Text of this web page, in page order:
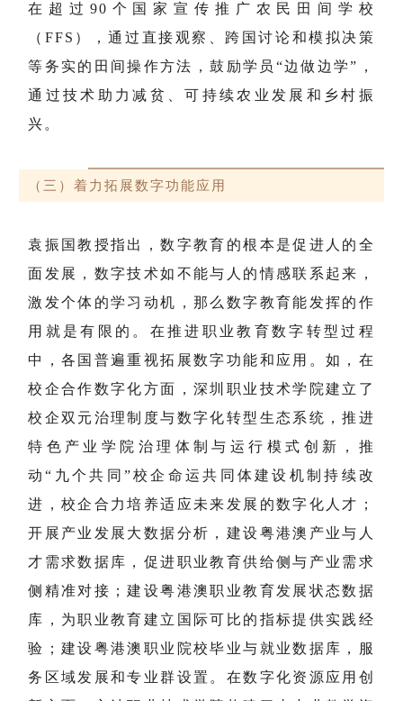
在超过90个国家宣传推广农民田间学校
（FFS），通过直接观察、跨国讨论和模拟决策
等务实的田间操作方法，鼓励学员“边做边学”，
通过技术助力减贫、可持续农业发展和乡村振
兴。
（三）着力拓展数字功能应用
袁振国教授指出，数字教育的根本是促进人的全
面发展，数字技术如不能与人的情感联系起来，
激发个体的学习动机，那么数字教育能发挥的作
用就是有限的。在推进职业教育数字转型过程
中，各国普遍重视拓展数字功能和应用。如，在
校企合作数字化方面，深圳职业技术学院建立了
校企双元治理制度与数字化转型生态系统，推进
特色产业学院治理体制与运行模式创新，推
动“九个共同”校企命运共同体建设机制持续改
进，校企合力培养适应未来发展的数字化人才；
开展产业发展大数据分析，建设粤港澳产业与人
才需求数据库，促进职业教育供给侧与产业需求
侧精准对接；建设粤港澳职业教育发展状态数据
库，为职业教育建立国际可比的指标提供实践经
验；建设粤港澳职业院校毕业与就业数据库，服
务区域发展和专业群设置。在数字化资源应用创